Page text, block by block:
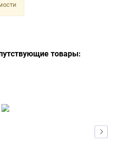
товары: